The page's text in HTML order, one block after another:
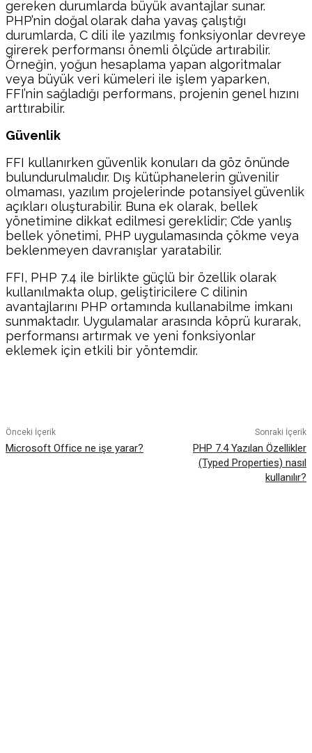
gereken durumlarda büyük avantajlar sunar.
PHP’nin doğal olarak daha yavaş çalıştığı
durumlarda, C dili ile yazılmış fonksiyonlar devreye
girerek performansı önemli ölçüde artırabilir.
Örneğin, yoğun hesaplama yapan algoritmalar
veya büyük veri kümeleri ile işlem yaparken,
FFI’nin sağladığı performans, projenin genel hızını
arttırabilir.
Güvenlik
FFI kullanırken güvenlik konuları da göz önünde
bulundurulmalıdır. Dış kütüphanelerin güvenilir
olmaması, yazılım projelerinde potansiyel güvenlik
açıkları oluşturabilir. Buna ek olarak, bellek
yönetimine dikkat edilmesi gereklidir; C’de yanlış
bellek yönetimi, PHP uygulamasında çökme veya
beklenmeyen davranışlar yaratabilir.
FFI, PHP 7.4 ile birlikte güçlü bir özellik olarak
kullanılmakta olup, geliştiricilere C dilinin
avantajlarını PHP ortamında kullanabilme imkanı
sunmaktadır. Uygulamalar arasında köprü kurarak,
performansı artırmak ve yeni fonksiyonlar
eklemek için etkili bir yöntemdir.
Önceki İçerik
Microsoft Office ne işe yarar?
Sonraki İçerik
PHP 7.4 Yazılan Özellikler
(Typed Properties) nasıl
kullanılır?